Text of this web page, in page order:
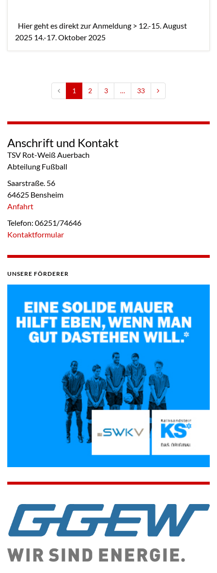
Hier geht es direkt zur Anmeldung > 12.-15. August
2025 14.-17. Oktober 2025
1 2 3 … 33
Anschrift und Kontakt
TSV Rot-Weiß Auerbach
Abteilung Fußball
Saarstraße. 56
64625 Bensheim
Anfahrt
Telefon: 06251/74646
Kontaktformular
UNSERE FÖRDERER